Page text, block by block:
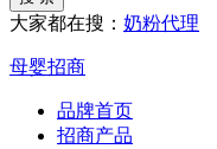
大家都在搜： 奶粉代理
母婴招商
品牌首页
招商产品